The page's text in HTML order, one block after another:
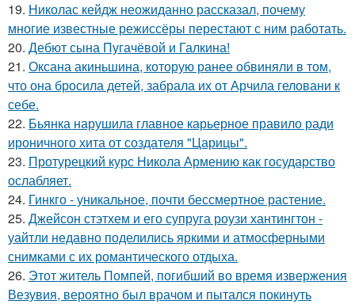
19. Николас кейдж неожиданно рассказал, почему
многие известные режиссёры перестают с ним работать.
20. Дебют сына Пугачёвой и Галкина!
21. Оксана акиньшина, которую ранее обвиняли в том,
что она бросила детей, забрала их от Арчила геловани к
себе.
22. Бьянка нарушила главное карьерное правило ради
ироничного хита от создателя "Царицы".
23. Протурецкий курс Никола Армению как государство
ослабляет.
24. Гинкго - уникальное, почти бессмертное растение.
25. Джейсон стэтхем и его супруга роузи хантингтон -
уайтли недавно поделились яркими и атмосферными
снимками с их романтического отдыха.
26. Этот житель Помпей, погибший во время извержения
Везувия, вероятно был врачом и пытался покинуть